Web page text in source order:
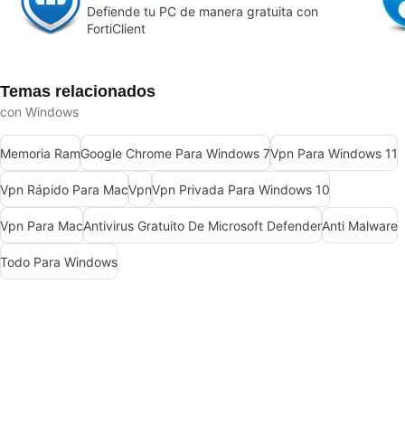
Defiende tu PC de manera gratuita con
FortiClient
Temas relacionados
con Windows
Memoria RamGoogle Chrome Para Windows 7Vpn Para Windows 11
Vpn Rápido Para MacVpnVpn Privada Para Windows 10
Vpn Para MacAntivirus Gratuito De Microsoft DefenderAnti Malware
Todo Para Windows